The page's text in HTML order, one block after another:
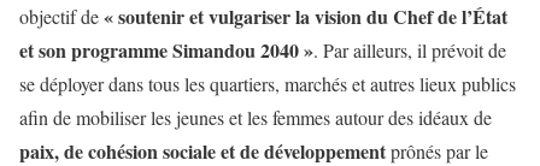
objectif de« soutenir et vulgariser la vision du Chef de l’État
et son programme Simandou 2040 ». Par ailleurs, il prévoit de
se déployer dans tous les quartiers, marchés et autres lieux publics
afin de mobiliser les jeunes et les femmes autour des idéaux de
paix, de cohésion sociale et de développementprônés par le